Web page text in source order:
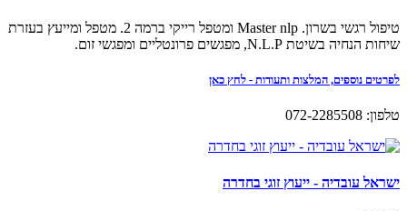
טיפול רגשי בשרון. Master nlp ומטפל רייקי ברמה 2. מטפל ומייעץ בעזרת
שיחות הנחיה בשיטת N.L.P, מפגשים פרונטליים ומפגשי זום.
לפרטים נוספים, המלצות ותעודות - לחץ כאן
טלפון: 072-2285508
ישראל עובדיה - ייעוץ זוגי בחדרה